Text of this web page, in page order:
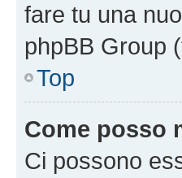
fare tu una
phpBB Group
Top
Come posso
Ci possono